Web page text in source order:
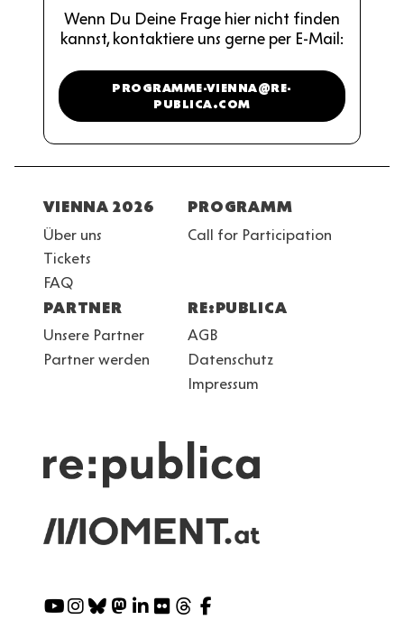
Wenn Du Deine Frage hier nicht finden
kannst, kontaktiere uns gerne per E-Mail:
PROGRAMME-VIENNA@RE-
PUBLICA.COM
Fußzeile
VIENNA 2026
Über uns
Tickets
FAQ
PROGRAMM
Call for Participation
PARTNER
Unsere Partner
Partner werden
RE:PUBLICA
AGB
Datenschutz
Impressum
Social